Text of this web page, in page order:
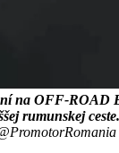
na OFF-ROAD
rumunskej ceste.